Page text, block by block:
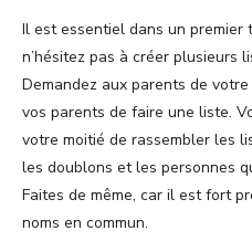
Il est essentiel dans un premier
n’hésitez pas à créer plusieurs
Demandez aux parents de
vos parents de faire une liste.
votre moitié de rassembler les
les doublons et les personnes
Faites de même, car il est fort
noms en commun.